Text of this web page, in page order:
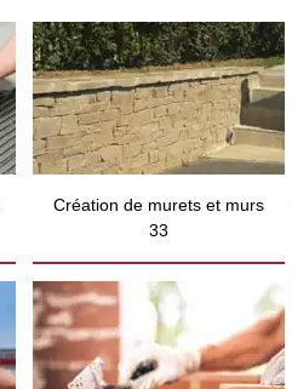
Création de murets et murs
33